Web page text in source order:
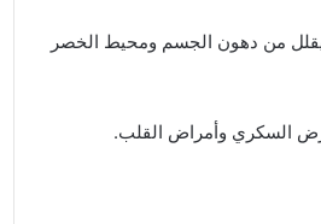
يقلل من دهون الجسم ومحيط الخصر
السكري وأمراض القلب.